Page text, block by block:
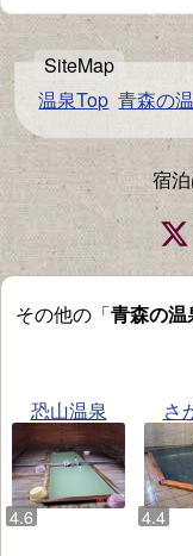
温泉Top 青森の
宿
その他の「青森の温
恐山温泉 さ